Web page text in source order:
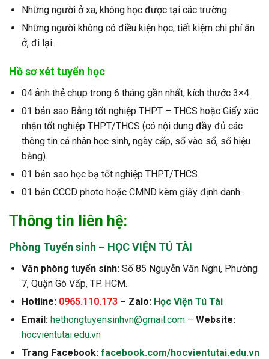
Những người ở xa, không học được tại các trường.
Những người không có điều kiện học, tiết kiệm chi phí ăn
ở, đi lại.
Hồ sơ xét tuyển học
04 ảnh thẻ chụp trong 6 tháng gần nhất, kích thước 3×4.
01 bản sao Bằng tốt nghiệp THPT – THCS hoặc Giấy xác
nhận tốt nghiệp THPT/THCS (có nội dung đầy đủ các
thông tin cá nhân học sinh, ngày cấp, số vào sổ, số hiệu
bằng).
01 bản sao học bạ tốt nghiệp THPT/THCS.
01 bản CCCD photo hoặc CMND kèm giấy định danh.
Thông tin liên hệ:
Phòng Tuyển sinh – HỌC VIỆN TÚ TÀI
Văn phòng tuyển sinh:Số 85 Nguyễn Văn Nghi, Phường
7, Quận Gò Vấp, TP. HCM.
Hotline: 0965.110.173– Zalo: Học Viện Tú Tài
Email: hethongtuyensinhvn@gmail.com– Website:
hocvientutai.edu.vn
Trang Facebook: facebook.com/hocvientutai.edu.vn